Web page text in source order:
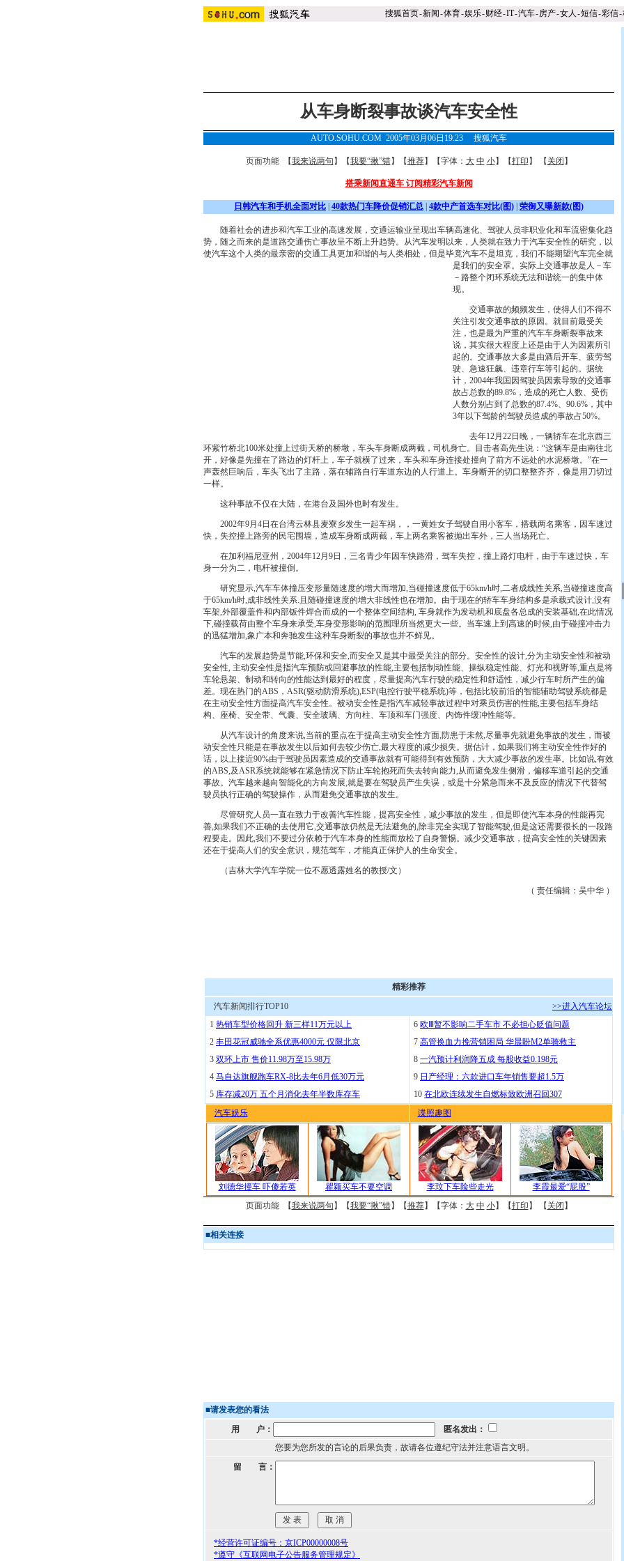
搜狐首页-新闻-体育-娱乐-财经-IT-汽车-房产-女人 -短信-彩信-
从车身断裂事故谈汽车安全性
AUTO.SOHU.COM 2005年03月06日19:23 搜狐汽车
页面功能 【我来说两句 】【我要“揪”错】【推荐】【字体： 大 中 小】【打印 】 【 关闭 】
搭乘新闻直通车 订阅精彩汽车新闻
日韩汽车和手机全面对比 40款热门车降价促销汇总 4款中产首选车对比(图) 荣御又曝新款(图)
随着社会的进步和汽车工业的高速发展，交通运输业呈现出车辆高速化、驾驶人员非职业化和车流密集化趋
势，随之而来的是道路交通伤亡事故呈不断上升趋势。从汽车发明以来，人类就在致力于汽车安全性的研究，以
使汽车这个人类的最亲密的交通工具更加和谐的与人类相处，但是毕竟汽车不是坦克，我们不能期望汽车完全就
是我们的安全罩。 实际上交通事故是人－车
－路整个闭环系统无法和谐统一的集中体
现。
交通事故的频频发生，使得人们不得不
关注引发交通事故的原因。就目前最受关
注，也是最为严重的汽车车身断裂事故来
说，其实很大程度上还是由于人为因素所引
起的。交通事故大多是由酒后开车、疲劳驾
驶、急速狂飙、违章行车等引起的。据统
计，2004年我国因驾驶员因素导致的交通事
故占总数的89.8%，造成的死亡人数、受伤
人数分别占到了总数的87.4%、90.6%，其中
3年以下驾龄的驾驶员造成的事故占50%。
去年12月22日晚，一辆轿车在北京西三
环紫竹桥北100米处撞上过街天桥的桥墩，车头车身断成两截，司机身亡。目击者高先生说：“这辆车是由南往北
开，好像是先撞在了路边的灯杆上，车子就横了过来，车头和车身连接处撞向了前方不远处的水泥桥墩。”在一
声轰然巨响后，车头飞出了主路，落在辅路自行车道东边的人行道上。车身断开的切口整整齐齐，像是用刀切过
一样。
这种事故不仅在大陆，在港台及国外也时有发生。
2002年9月4日在台湾云林县麦寮乡发生一起车祸，，一黄姓女子驾驶自用小客车，搭载两名乘客，因车速过
快，失控撞上路旁的民宅围墙，造成车身断成两截，车上两名乘客被抛出车外，三人当场死亡。
在加利福尼亚州，2004年12月9日，三名青少年因车快路滑，驾车失控，撞上路灯电杆，由于车速过快，车
身一分为二，电杆被撞倒。
研究显示,汽车车体撞压变形量随速度的增大而增加,当碰撞速度低于65km/h时,二者成线性关系,当碰撞速度高
于65km/h时,成非线性关系.且随碰撞速度的增大非线性也在增加。由于现在的轿车车身结构多是承载式设计,没有
车架,外部覆盖件和内部钣件焊合而成的一个整体空间结构, 车身就作为发动机和底盘各总成的安装基础,在此情况
下,碰撞载荷由整个车身来承受,车身变形影响的范围理所当然更大一些。当车速上到高速的时候,由于碰撞冲击力
的迅猛增加,象广本和奔驰发生这种车身断裂的事故也并不鲜见。
汽车的发展趋势是节能,环保和安全,而安全又是其中最受关注的部分。安全性的设计,分为主动安全性和被动
安全性, 主动安全性是指汽车预防或回避事故的性能,主要包括制动性能、操纵稳定性能、灯光和视野等,重点是将
车轮悬架、制动和转向的性能达到最好的程度，尽量提高汽车行驶的稳定性和舒适性，减少行车时所产生的偏
差。现在热门的ABS，ASR(驱动防滑系统),ESP(电控行驶平稳系统)等，包括比较前沿的智能辅助驾驶系统都是
在主动安全性方面提高汽车安全性。被动安全性是指汽车减轻事故过程中对乘员伤害的性能,主要包括车身结
构、座椅、安全带、气囊、安全玻璃、方向柱、车顶和车门强度、内饰件缓冲性能等。
从汽车设计的角度来说,当前的重点在于提高主动安全性方面,防患于未然,尽量事先就避免事故的发生，而被
动安全性只能是在事故发生以后如何去较少伤亡,最大程度的减少损失。据估计，如果我们将主动安全性作好的
话，以上接近90%由于驾驶员因素造成的交通事故就有可能得到有效预防，大大减少事故的发生率。比如说,有效
的ABS,及ASR系统就能够在紧急情况下防止车轮抱死而失去转向能力,从而避免发生侧滑，偏移车道引起的交通
事故。汽车越来越向智能化的方向发展,就是要在驾驶员产生失误，或是十分紧急而来不及反应的情况下代替驾
驶员执行正确的驾驶操作，从而避免交通事故的发生。
尽管研究人员一直在致力于改善汽车性能，提高安全性，减少事故的发生，但是即使汽车本身的性能再完
善,如果我们不正确的去使用它,交通事故仍然是无法避免的,除非完全实现了智能驾驶,但是这还需要很长的一段路
程要走。因此,我们不要过分依赖于汽车本身的性能而放松了自身警惕。减少交通事故，提高安全性的关键因素
还在于提高人们的安全意识，规范驾车，才能真正保护人的生命安全。
（吉林大学汽车学院一位不愿透露姓名的教授/文）
（ 责任编辑：吴中华 ）
精彩推荐
汽车新闻排行TOP10
>>进入汽车论坛
1 热销车型价格回升 新三样11万元以上
2 丰田花冠威驰全系优惠4000元 仅限北京
3 双环上市 售价11.98万至15.98万
4 马自达旗舰跑车RX-8比去年6月低30万元
5 库存减20万 五个月消化去年半数库存车
6 欧Ⅲ暂不影响二手车市 不必担心贬值问题
7 高管换血力挽营销困局 华晨盼M2单骑救主
8 一汽预计利润降五成 每股收益0.198元
9 日产经理：六款进口车年销售要超1.5万
10 在北欧连续发生自燃标致欧洲召回307
汽车娱乐
谍照趣图
刘德华撞车 吓傻若英 瞿颖买车不要空调 李玟下车险些走光
李霞最爱“屁股”
页面功能 【我来说两句 】【我要“揪”错】【推荐】【字体： 大 中 小】【打印 】 【 关闭 】
■相关连接
■请发表您的看法
用 户：
匿名发出：
您要为您所发的言论的后果负责，故请各位遵纪守法并注意语言文明。
留 言：
*经营许可证编号：京ICP00000008号
*遵守《互联网电子公告服务管理规定》